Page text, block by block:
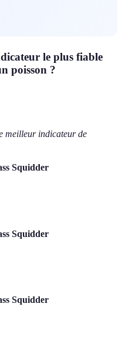
le plus fiable
poisson ?
meilleur indicateur de
Squidder
Squidder
Squidder